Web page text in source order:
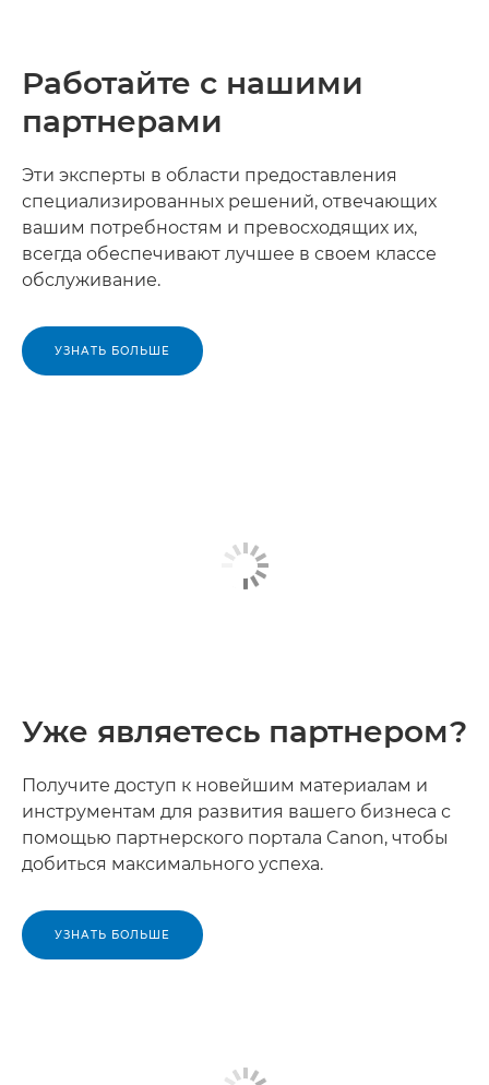
Работайте с нашими
партнерами
Эти эксперты в области предоставления
специализированных решений, отвечающих
вашим потребностям и превосходящих их,
всегда обеспечивают лучшее в своем классе
обслуживание.
УЗНАТЬ БОЛЬШЕ
Уже являетесь партнером?
Получите доступ к новейшим материалам и
инструментам для развития вашего бизнеса с
помощью партнерского портала Canon, чтобы
добиться максимального успеха.
УЗНАТЬ БОЛЬШЕ